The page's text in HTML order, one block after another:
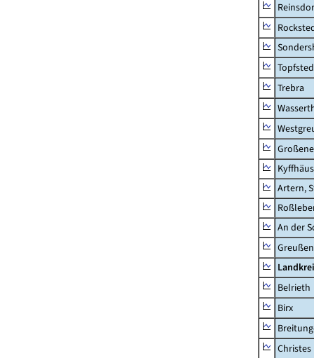
Trebra
Artern,
An der
Belrieth
Birx
Christes